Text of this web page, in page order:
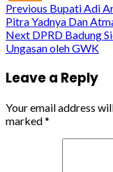
Continue
Reading
Previous Bupati Adi
Pitra Yadnya Dan
Next DPRD Badung
Ungasan oleh GWK
Leave a Reply
Your email address
marked*